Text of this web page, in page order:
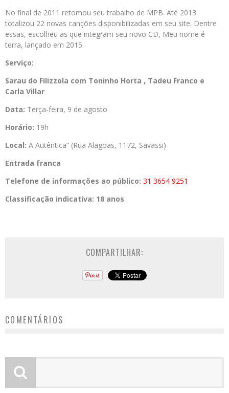
No final de 2011 retomou seu trabalho de MPB. Até 2013
totalizou 22 novas canções disponibilizadas em seu site. Dentre
essas, escolheu as que integram seu novo CD, Meu nome é
terra, lançado em 2015.
Serviço:
Sarau do Filizzola com Toninho Horta , Tadeu Franco e
Carla Villar
Data: Terça-feira, 9 de agosto
Horário: 19h
Local: A Autêntica” (Rua Alagoas, 1172, Savassi)
Entrada franca
Telefone de informações ao público: 31 3654 9251
Classificação indicativa: 18 anos
COMPARTILHAR:
COMENTÁRIOS